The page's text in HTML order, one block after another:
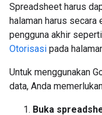
Spreadsheet harus
halaman harus
pengguna akhir
Otorisasi pada
Untuk menggunakan
data, Anda
Buka